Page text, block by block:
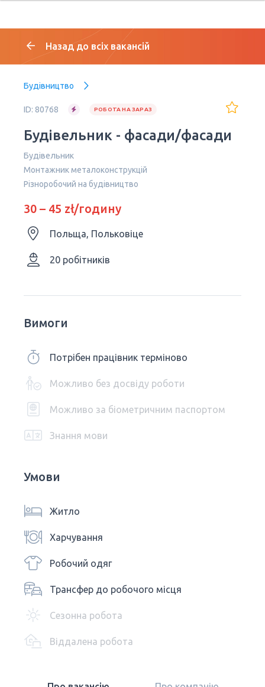
Назад до всіх вакансій
Будівництво
ID: 80768 РОБОТА НА ЗАРАЗ
Будівельник - фасади/фасади
Будівельник
Монтажник металоконструкцій
Різноробочий на будівництво
30 – 45 zł/годину
Польща, Польковіце
20 робітників
Вимоги
Потрібен працівник терміново
Можливо без досвіду роботи
Можливо за біометричним паспортом
Знання мови
Умови
Житло
Харчування
Робочий одяг
Трансфер до робочого місця
Сезонна робота
Віддалена робота